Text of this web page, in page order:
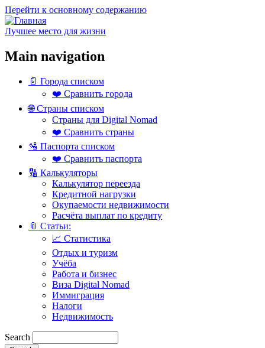
Перейти к основному содержанию
Лучшее место для жизни
Main navigation
📄 Города списком
❤️ Сравнить города
🌐 Страны списком
Страны для Digital Nomad
❤️ Сравнить страны
🛂 Паспорта списком
❤️ Сравнить паспорта
🔢 Калькуляторы
Калькулятор переезда
Кредитной нагрузки
Окупаемости недвижимости
Расчёта выплат по кредиту
📎 Статьи:
📈 Статистика
Отдых и туризм
Учёба
Работа и бизнес
Виза Digital Nomad
Иммиграция
Налоги
Недвижимость
Search